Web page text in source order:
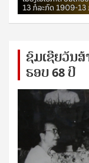
ຊົ​ມ​ເຊີຍ​ວັນ​
ຮອບ 68 ປິ